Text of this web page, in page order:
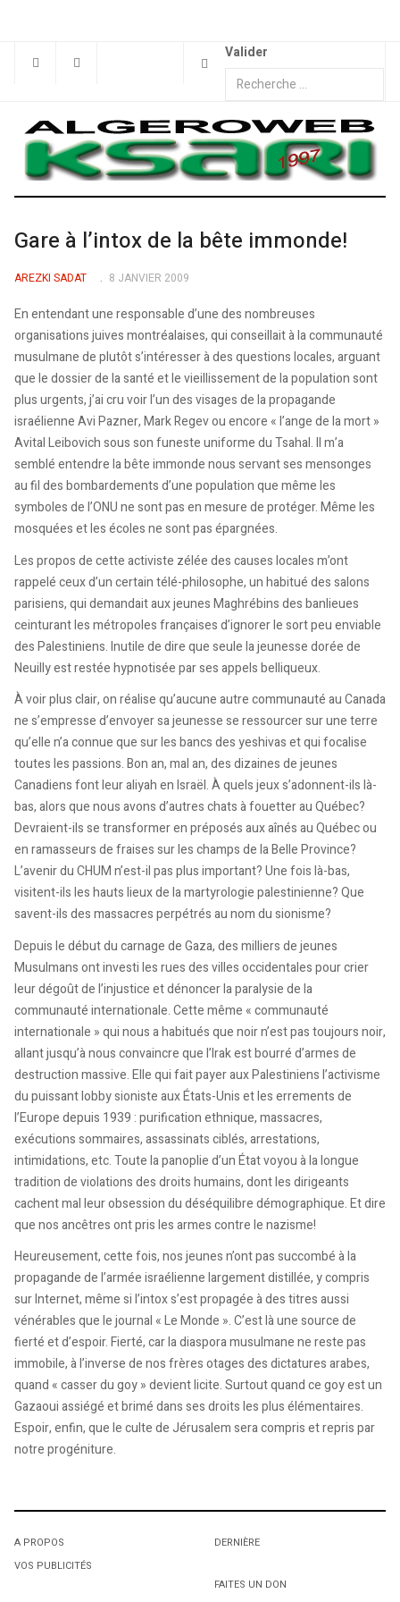
Valider
Gare à l’intox de la bête immonde!
AREZKI SADAT 8 JANVIER 2009
En entendant une responsable d’une des nombreuses
organisations juives montréalaises, qui conseillait à la communauté
musulmane de plutôt s’intéresser à des questions locales, arguant
que le dossier de la santé et le vieillissement de la population sont
plus urgents, j’ai cru voir l’un des visages de la propagande
israélienne Avi Pazner, Mark Regev ou encore « l’ange de la mort »
Avital Leibovich sous son funeste uniforme du Tsahal. Il m’a
semblé entendre la bête immonde nous servant ses mensonges
au fil des bombardements d’une population que même les
symboles de l’ONU ne sont pas en mesure de protéger. Même les
mosquées et les écoles ne sont pas épargnées.
Les propos de cette activiste zélée des causes locales m’ont
rappelé ceux d’un certain télé-philosophe, un habitué des salons
parisiens, qui demandait aux jeunes Maghrébins des banlieues
ceinturant les métropoles françaises d’ignorer le sort peu enviable
des Palestiniens. Inutile de dire que seule la jeunesse dorée de
Neuilly est restée hypnotisée par ses appels belliqueux.
À voir plus clair, on réalise qu’aucune autre communauté au Canada
ne s’empresse d’envoyer sa jeunesse se ressourcer sur une terre
qu’elle n’a connue que sur les bancs des yeshivas et qui focalise
toutes les passions. Bon an, mal an, des dizaines de jeunes
Canadiens font leur aliyah en Israël. À quels jeux s’adonnent-ils là-
bas, alors que nous avons d’autres chats à fouetter au Québec?
Devraient-ils se transformer en préposés aux aînés au Québec ou
en ramasseurs de fraises sur les champs de la Belle Province?
L’avenir du CHUM n’est-il pas plus important? Une fois là-bas,
visitent-ils les hauts lieux de la martyrologie palestinienne? Que
savent-ils des massacres perpétrés au nom du sionisme?
Depuis le début du carnage de Gaza, des milliers de jeunes
Musulmans ont investi les rues des villes occidentales pour crier
leur dégoût de l’injustice et dénoncer la paralysie de la
communauté internationale. Cette même « communauté
internationale » qui nous a habitués que noir n’est pas toujours noir,
allant jusqu’à nous convaincre que l’Irak est bourré d’armes de
destruction massive. Elle qui fait payer aux Palestiniens l’activisme
du puissant lobby sioniste aux États-Unis et les errements de
l’Europe depuis 1939 : purification ethnique, massacres,
exécutions sommaires, assassinats ciblés, arrestations,
intimidations, etc. Toute la panoplie d’un État voyou à la longue
tradition de violations des droits humains, dont les dirigeants
cachent mal leur obsession du déséquilibre démographique. Et dire
que nos ancêtres ont pris les armes contre le nazisme!
Heureusement, cette fois, nos jeunes n’ont pas succombé à la
propagande de l’armée israélienne largement distillée, y compris
sur Internet, même si l’intox s’est propagée à des titres aussi
vénérables que le journal « Le Monde ». C’est là une source de
fierté et d’espoir. Fierté, car la diaspora musulmane ne reste pas
immobile, à l’inverse de nos frères otages des dictatures arabes,
quand « casser du goy » devient licite. Surtout quand ce goy est un
Gazaoui assiégé et brimé dans ses droits les plus élémentaires.
Espoir, enfin, que le culte de Jérusalem sera compris et repris par
notre progéniture.
A PROPOS
VOS PUBLICITÉS
DERNIÈRE
FAITES UN DON